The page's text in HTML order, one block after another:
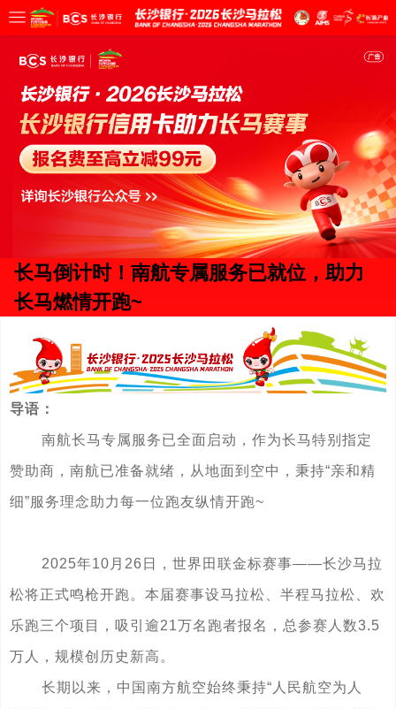
长马倒计时！南航专属服务已就位，助力
长马燃情开跑~
导语：
南航长马专属服务已全面启动，作为长马特别指定
赞助商，南航已准备就绪，从地面到空中，秉持“亲和精
细”服务理念助力每一位跑友纵情开跑~
2025年10月26日，世界田联金标赛事——长沙马拉
松将正式鸣枪开跑。本届赛事设马拉松、半程马拉松、欢
乐跑三个项目，吸引逾21万名跑者报名，总参赛人数3.5
万人，规模创历史新高。
长期以来，中国南方航空始终秉持“人民航空为人